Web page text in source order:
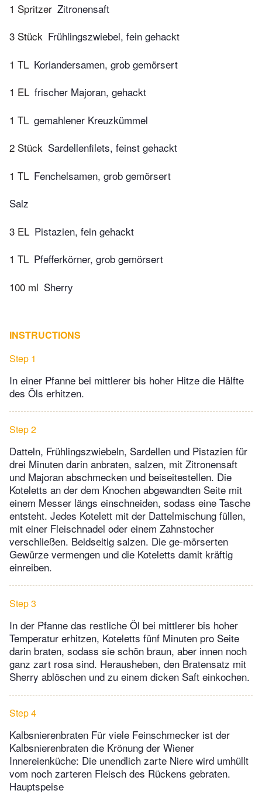
1 Spritzer Zitronensaft
3 Stück Frühlingszwiebel, fein gehackt
1 TL Koriandersamen, grob gemörsert
1 EL frischer Majoran, gehackt
1 TL gemahlener Kreuzkümmel
2 Stück Sardellenfilets, feinst gehackt
1 TL Fenchelsamen, grob gemörsert
Salz
3 EL Pistazien, fein gehackt
1 TL Pfefferkörner, grob gemörsert
100 ml Sherry
INSTRUCTIONS
Step 1
In einer Pfanne bei mittlerer bis hoher Hitze die Hälfte
des Öls erhitzen.
Step 2
Datteln, Frühlingszwiebeln, Sardellen und Pistazien für
drei Minuten darin anbraten, salzen, mit Zitronensaft
und Majoran abschmecken und beiseitestellen. Die
Koteletts an der dem Knochen abgewandten Seite mit
einem Messer längs einschneiden, sodass eine Tasche
entsteht. Jedes Kotelett mit der Dattelmischung füllen,
mit einer Fleischnadel oder einem Zahnstocher
verschließen. Beidseitig salzen. Die ge-mörserten
Gewürze vermengen und die Koteletts damit kräftig
einreiben.
Step 3
In der Pfanne das restliche Öl bei mittlerer bis hoher
Temperatur erhitzen, Koteletts fünf Minuten pro Seite
darin braten, sodass sie schön braun, aber innen noch
ganz zart rosa sind. Herausheben, den Bratensatz mit
Sherry ablöschen und zu einem dicken Saft einkochen.
Step 4
Kalbsnierenbraten Für viele Feinschmecker ist der
Kalbsnierenbraten die Krönung der Wiener
Innereienküche: Die unendlich zarte Niere wird umhüllt
vom noch zarteren Fleisch des Rückens gebraten.
Hauptspeise